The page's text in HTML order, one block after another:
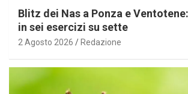
Blitz dei Nas a Ponza e
in sei esercizi su sette
2 Agosto 2026 Redazione